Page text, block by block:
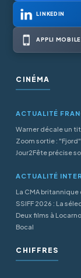
LINKEDIN
APPLI MOBILE
CINÉMA
ACTUALITÉ
Warner décale un
Zoom sortie : "Fjord"
Jour2Fête précise
ACTUALITÉ
La CMA
SSIFF 2026 : La
Deux films à
Bocal
CHIFFRES